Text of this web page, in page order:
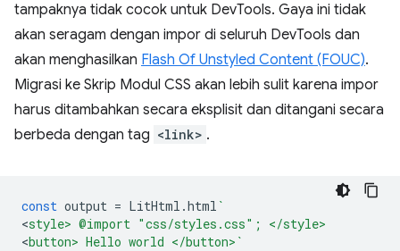
tampaknya tidak cocok untuk DevTools. Gaya ini tidak
akan seragam dengan impor di seluruh DevTools dan
akan menghasilkan Flash Of Unstyled Content (FOUC).
Migrasi ke Skrip Modul CSS akan lebih sulit karena impor
harus ditambahkan secara eksplisit dan ditangani secara
berbeda dengan tag <link> .
const output = LitHtml .html `
<style> @import "css/styles.css"; </style>
<button> Hello world </button>`